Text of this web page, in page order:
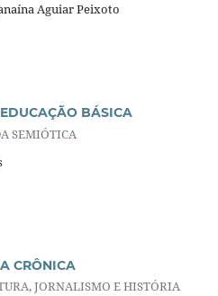
Aguiar Peixoto
BÁSICA
SEMIÓTICA
CRÔNICA
JORNALISMO E HISTÓRIA